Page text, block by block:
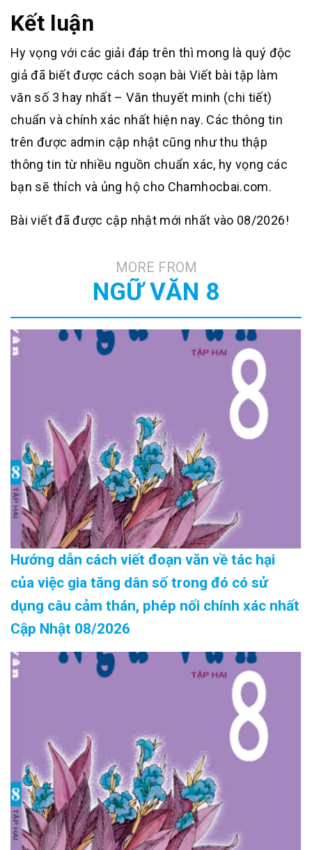
Kết luận
Hy vọng với các giải đáp trên thì mong là quý độc
giả đã biết được cách soạn bài Viết bài tập làm
văn số 3 hay nhất – Văn thuyết minh (chi tiết)
chuẩn và chính xác nhất hiện nay. Các thông tin
trên được admin cập nhật cũng như thu thập
thông tin từ nhiều nguồn chuẩn xác, hy vọng các
bạn sẽ thích và ủng hộ cho Chamhocbai.com.
Bài viết đã được cập nhật mới nhất vào 08/2026!
MORE FROM
NGỮ VĂN 8
Hướng dẫn cách viết đoạn văn về tác hại
của việc gia tăng dân số trong đó có sử
dụng câu cảm thán, phép nối chính xác nhất
Cập Nhật 08/2026